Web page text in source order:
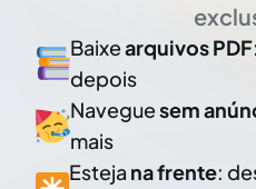
Baixearquivos PDF
depois
Naveguesem
mais
Esteja na frente: